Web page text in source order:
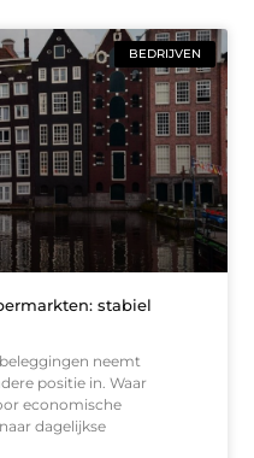
BEDRIJVEN
stabiel
neemt
positie in. Waar
economische
dagelijkse